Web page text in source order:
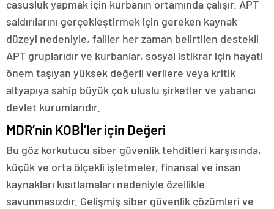
casusluk yapmak için kurbanın ortamında çalışır. APT
saldırılarını gerçekleştirmek için gereken kaynak
düzeyi nedeniyle, failler her zaman belirtilen destekli
APT gruplarıdır ve kurbanlar, sosyal istikrar için hayati
önem taşıyan yüksek değerli verilere veya kritik
altyapıya sahip büyük çok uluslu şirketler ve yabancı
devlet kurumlarıdır.
MDR’nin KOBİ’ler için Değeri
Bu göz korkutucu siber güvenlik tehditleri karşısında,
küçük ve orta ölçekli işletmeler, finansal ve insan
kaynakları kısıtlamaları nedeniyle özellikle
savunmasızdır. Gelişmiş siber güvenlik çözümleri ve